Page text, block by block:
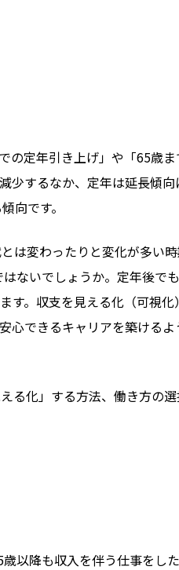
の定年引き上げ」や「65歳
少するなか、定年は延長傾向
向です。
は変わったりと変化が多い
ないでしょうか。定年後で
す。収支を見える化（可視化
心できるキャリアを築けるよ
る化」する方法、働き方の
歳以降も収入を伴う仕事をし